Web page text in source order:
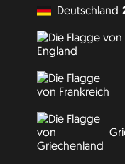
Deutschland